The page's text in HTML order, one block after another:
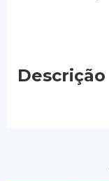
Descrição